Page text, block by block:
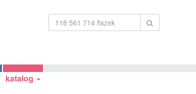
katalog